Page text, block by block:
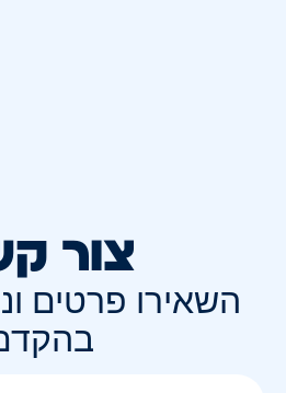
צור
השאירו פרטים